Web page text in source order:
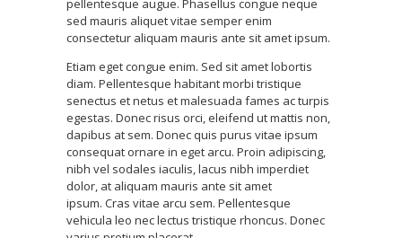
pellentesque augue. Phasellus congue neque
sed mauris aliquet vitae semper enim
consectetur aliquam mauris ante sit amet ipsum.
Etiam eget congue enim. Sed sit amet lobortis
diam. Pellentesque habitant morbi tristique
senectus et netus et malesuada fames ac turpis
egestas. Donec risus orci, eleifend ut mattis non,
dapibus at sem. Donec quis purus vitae ipsum
consequat ornare in eget arcu. Proin adipiscing,
nibh vel sodales iaculis, lacus nibh imperdiet
dolor, at aliquam mauris ante sit amet
ipsum. Cras vitae arcu sem. Pellentesque
vehicula leo nec lectus tristique rhoncus. Donec